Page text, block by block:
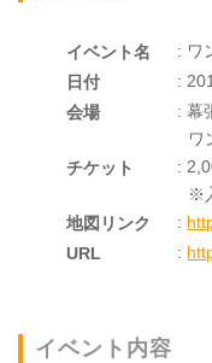
イベント名
: ワ
日付
:
会場
: 幕
ワ
チケット
:
※
地図リンク
:
URL
:
イベント内容